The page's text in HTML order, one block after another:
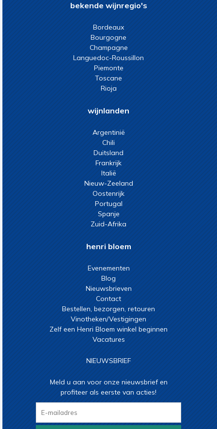
bekende wijnregio's
Bordeaux
Bourgogne
Champagne
Languedoc-Roussillon
Piemonte
Toscane
Rioja
wijnlanden
Argentinië
Chili
Duitsland
Frankrijk
Italië
Nieuw-Zeeland
Oostenrijk
Portugal
Spanje
Zuid-Afrika
henri bloem
Evenementen
Blog
Nieuwsbrieven
Contact
Bestellen, bezorgen, retouren
Vinotheken/Vestigingen
Zelf een Henri Bloem winkel beginnen
Vacatures
NIEUWSBRIEF
Meld u aan voor onze nieuwsbrief en
profiteer als eerste van acties!